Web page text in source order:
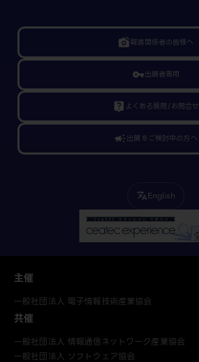
linked_camera報道関係者の皆様へ
vpn_key出展者専用
live_help よくある質問/お問合せ
campaign出展をご検討中の方へ
translateEnglish
主催
一般社団法人 電子情報技術産業協会
共催
一般社団法人 情報通信ネットワーク産業協会
一般社団法人 ソフトウェア協会